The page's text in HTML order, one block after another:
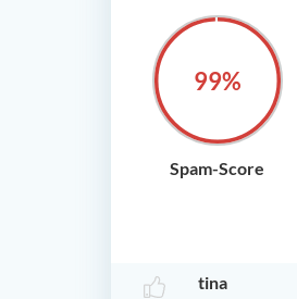
100%
Spam-Score
tina